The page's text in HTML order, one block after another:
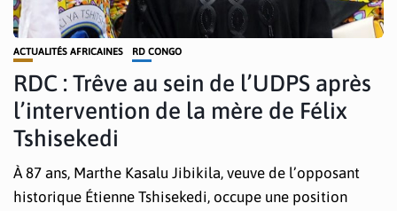
ACTUALITÉS AFRICAINES RD CONGO
RDC : Trêve au sein de l’UDPS après
l’intervention de la mère de Félix
Tshisekedi
À 87 ans, Marthe Kasalu Jibikila, veuve de l’opposant
historique Étienne Tshisekedi, occupe une position